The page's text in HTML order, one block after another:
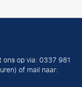
op via: 0337 981
of mail naar: